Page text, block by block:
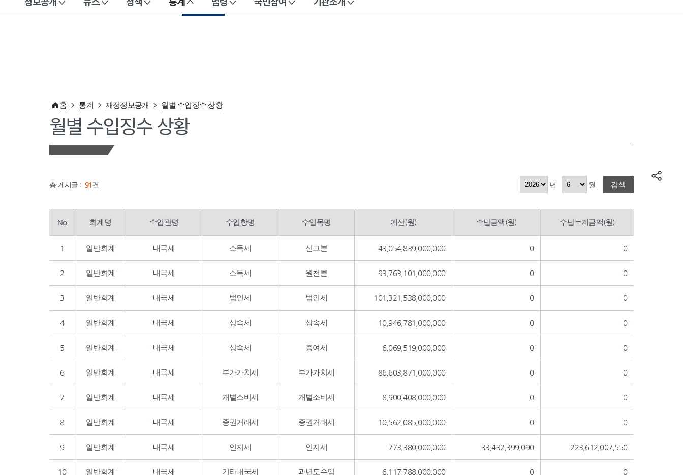
이 누리집은 대한민국 공식 전자정부 누리집입니다.
홈 통계 재정정보공개 월별 수입징수 상황
월별 수입징수 상황
총 게시글 : 91건 년 월 검색
No 회계명 수입관명 수입항명 수입목명 예산(원) 수납금액(원) 수납누계금액(원)
1 일반회계 내국세 소득세 신고분 43,054,839,000,000 0 0
2 일반회계 내국세 소득세 원천분 93,763,101,000,000 0 0
3 일반회계 내국세 법인세 법인세 101,321,538,000,000 0 0
4 일반회계 내국세 상속세 상속세 10,946,781,000,000 0 0
5 일반회계 내국세 상속세 증여세 6,069,519,000,000 0 0
6 일반회계 내국세 부가가치세 부가가치세 86,603,871,000,000 0 0
7 일반회계 내국세 개별소비세 개별소비세 8,900,408,000,000 0 0
8 일반회계 내국세 증권거래세 증권거래세 10,562,085,000,000 0 0
9 일반회계 내국세 인지세 인지세 773,380,000,000 33,432,399,090 223,612,007,550
10 일반회계 내국세 기타내국세 과년도수입 6,117,788,000,000 0 0